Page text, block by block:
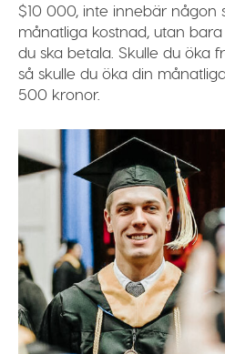
$10 000, inte innebär någon
månatliga kostnad, utan
du ska betala. Skulle du öka
så skulle du öka din
500 kronor.